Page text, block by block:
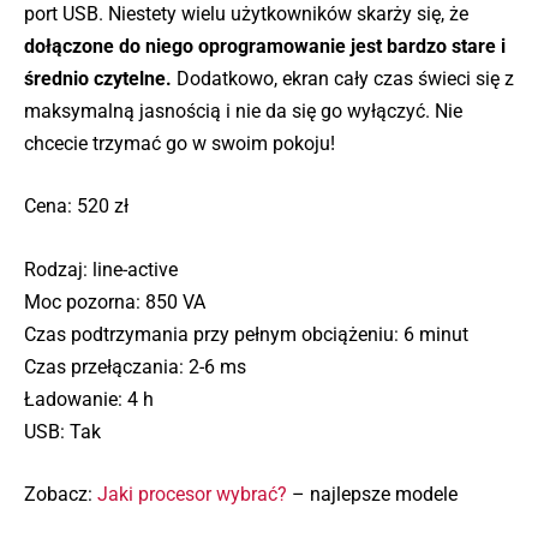
port USB. Niestety wielu użytkowników skarży się, że
dołączone do niego oprogramowanie jest bardzo stare i
średnio czytelne. Dodatkowo, ekran cały czas świeci się z
maksymalną jasnością i nie da się go wyłączyć. Nie
chcecie trzymać go w swoim pokoju!
Cena: 520 zł
Rodzaj: line-active
Moc pozorna: 850 VA
Czas podtrzymania przy pełnym obciążeniu: 6 minut
Czas przełączania: 2-6 ms
Ładowanie: 4 h
USB: Tak
Zobacz: Jaki procesor wybrać? – najlepsze modele